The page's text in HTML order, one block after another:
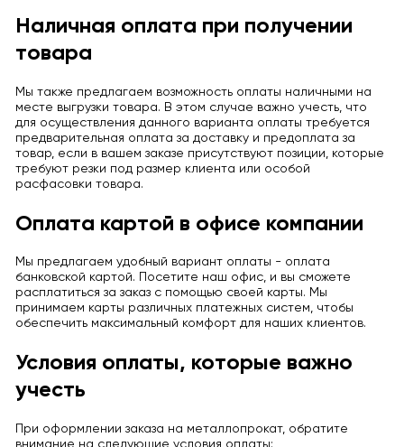
Наличная оплата при получении
товара
Мы также предлагаем возможность оплаты наличными на
месте выгрузки товара. В этом случае важно учесть, что
для осуществления данного варианта оплаты требуется
предварительная оплата за доставку и предоплата за
товар, если в вашем заказе присутствуют позиции, которые
требуют резки под размер клиента или особой
расфасовки товара.
Оплата картой в офисе компании
Мы предлагаем удобный вариант оплаты - оплата
банковской картой. Посетите наш офис, и вы сможете
расплатиться за заказ с помощью своей карты. Мы
принимаем карты различных платежных систем, чтобы
обеспечить максимальный комфорт для наших клиентов.
Условия оплаты, которые важно
учесть
При оформлении заказа на металлопрокат, обратите